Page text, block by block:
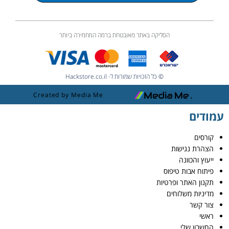
הסליקה באתר מאובטחת ברמה המחמירה ביותר
© כל הזכויות שמורות ל- Hackstore.co.il
Created by Media Me
עמודים
קורסים
הצהרת נגישות
ייעוץ והכוונה
פיתוח אבות טיפוס
תקנון האתר ופרטיות
מדיניות משלוחים
צור קשר
ראשי
החשבון שלי